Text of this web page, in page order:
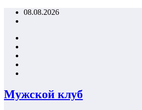
Перейти08.08.2026
Мужской клуб